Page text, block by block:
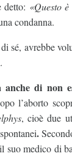
detto: «Questo
condanna.
sé, avrebbe
di non
l’aborto
, cioè due
.
suo medico di